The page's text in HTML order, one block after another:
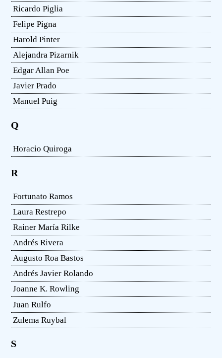
Ricardo Piglia
Felipe Pigna
Harold Pinter
Alejandra Pizarnik
Edgar Allan Poe
Javier Prado
Manuel Puig
Q
Horacio Quiroga
R
Fortunato Ramos
Laura Restrepo
Rainer María Rilke
Andrés Rivera
Augusto Roa Bastos
Andrés Javier Rolando
Joanne K. Rowling
Juan Rulfo
Zulema Ruybal
S